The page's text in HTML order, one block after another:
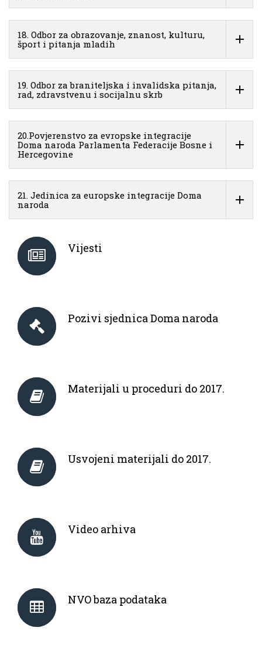
18. Odbor za obrazovanje, znanost, kulturu,
šport i pitanja mladih
19. Odbor za braniteljska i invalidska pitanja,
rad, zdravstvenu i socijalnu skrb
20.Povjerenstvo za evropske integracije
Doma naroda Parlamenta Federacije Bosne i
Hercegovine
21. Jedinica za europske integracije Doma
naroda
Vijesti
Pozivi sjednica Doma naroda
Materijali u proceduri do 2017.
Usvojeni materijali do 2017.
Video arhiva
NVO baza podataka